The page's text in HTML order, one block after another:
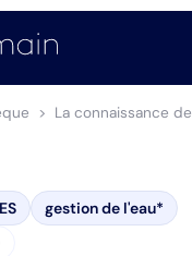
La connaissance
gestion de l'eau*